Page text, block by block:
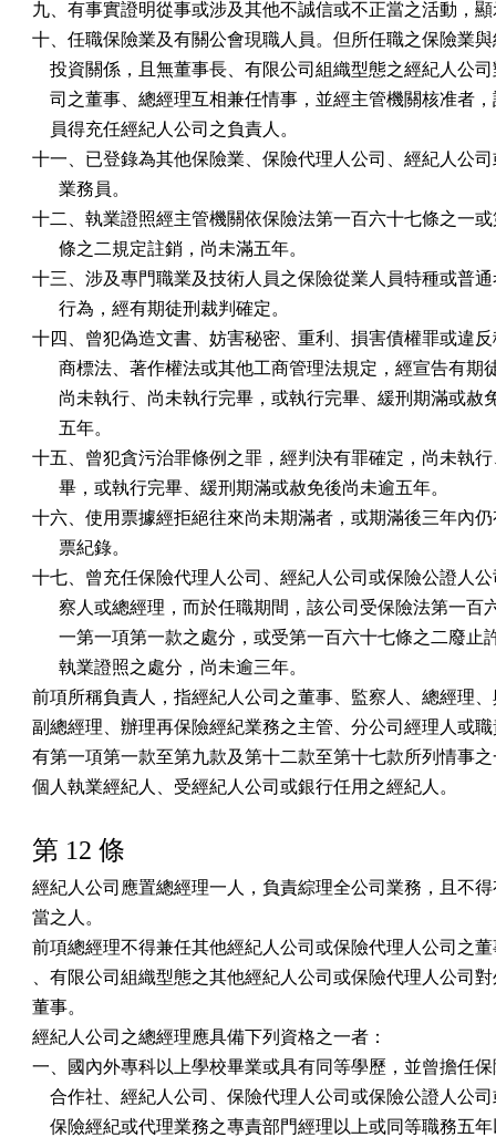
九、有事實證明從事或涉及其他不誠信或不正當之活動，
十、任職保險業及有關公會現職人員。但所任職之保險業
投資關係，且無董事長、有限公司組織型態之經紀人公
司之董事、總經理互相兼任情事，並經主管機關核准者
    員得充任經紀人公司之負責人。
十一、已登錄為其他保險業、保險代理人公司、經紀人公
      業務員。
十二、執業證照經主管機關依保險法第一百六十七條之一
      條之二規定註銷，尚未滿五年。
十三、涉及專門職業及技術人員之保險從業人員特種或普
      行為，經有期徒刑裁判確定。
十四、曾犯偽造文書、妨害秘密、重利、損害債權罪或違
商標法、著作權法或其他工商管理法規定，經宣告有期
尚未執行、尚未執行完畢，或執行完畢、緩刑期滿或赦
      五年。
十五、曾犯貪污治罪條例之罪，經判決有罪確定，尚未執
      畢，或執行完畢、緩刑期滿或赦免後尚未逾五年。
十六、使用票據經拒絕往來尚未期滿者，或期滿後三年內
      票紀錄。
十七、曾充任保險代理人公司、經紀人公司或保險公證人
察人或總經理，而於任職期間，該公司受保險法第一百
一第一項第一款之處分，或受第一百六十七條之二廢止
      執業證照之處分，尚未逾三年。
前項所稱負責人，指經紀人公司之董事、監察人、總經理
副總經理、辦理再保險經紀業務之主管、分公司經理人或
有第一項第一款至第九款及第十二款至第十七款所列情事
個人執業經紀人、受經紀人公司或銀行任用之經紀人。
第 12 條
經紀人公司應置總經理一人，負責綜理全公司業務，且不
當之人。
前項總經理不得兼任其他經紀人公司或保險代理人公司之
、有限公司組織型態之其他經紀人公司或保險代理人公司
董事。
經紀人公司之總經理應具備下列資格之一者：
一、國內外專科以上學校畢業或具有同等學歷，並曾擔任
合作社、經紀人公司、保險代理人公司或保險公證人公
保險經紀或代理業務之專責部門經理以上或同等職務五